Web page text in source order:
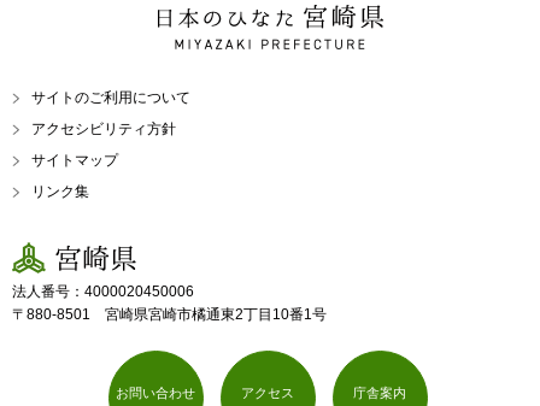
日本のひなた 宮崎県
MIYAZAKI PREFECTURE
サイトのご利用について
アクセシビリティ方針
サイトマップ
リンク集
宮崎県
法人番号：4000020450006
〒880-8501 宮崎県宮崎市橘通東2丁目10番1号
お問い合わせ アクセス 庁舎案内